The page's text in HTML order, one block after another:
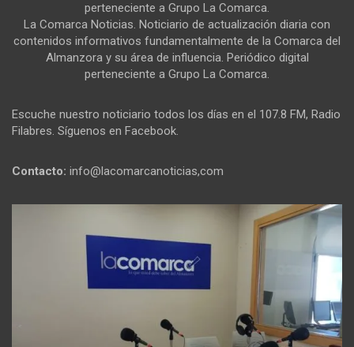
perteneciente a Grupo La Comarca.
La Comarca Noticias. Noticiario de actualización diaria con
contenidos informativos fundamentalmente de la Comarca del
Almanzora y su área de influencia. Periódico digital
perteneciente a Grupo La Comarca.
Escuche nuestro noticiario todos los días en el 107.8 FM, Radio
Filabres. Síguenos en Facebook.
Contacto: info@lacomarcanoticias,com